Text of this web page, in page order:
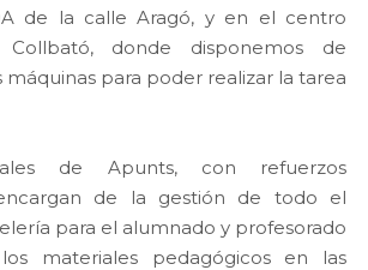
de la calle Aragó, y en el centro
Collbató, donde disponemos de
máquinas para poder realizar la tarea
de Apunts, con refuerzos
de la gestión de todo el
para el alumnado y profesorado
materiales pedagógicos en las